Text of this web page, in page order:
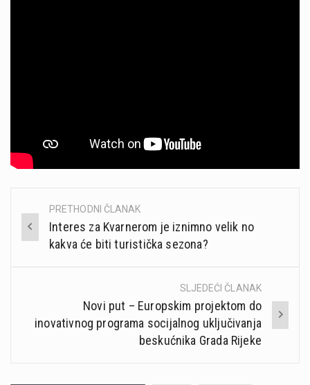
Post
navigation
PRETHODNI ČLANAK
Interes za Kvarnerom je iznimno velik no
kakva će biti turistička sezona?
SLJEDEĆI ČLANAK
Novi put – Europskim projektom do
inovativnog programa socijalnog uključivanja
beskućnika Grada Rijeke